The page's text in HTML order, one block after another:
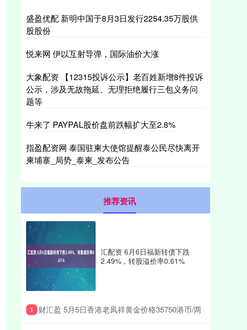
盛盈优配 新明中国于8月3日发行2254.35万股供
股股份
悦来网 伊以互射导弹，国际油价大涨
大象配资 【12315投诉公示】老百姓新增8件投诉
公示，涉及无故拖延、无理拒绝履行三包义务问
题等
牛来了 PAYPAL股价盘前跌幅扩大至2.8%
指盈配资网 泰国驻柬大使馆提醒泰公民尽快离开
柬埔寨_局势_泰柬_发布公告
推荐资讯
汇配资 6月6日福新转债下跌
2.49%，转股溢价率0.61%
1 ​财汇盈 5月5日香港老凤祥黄金价格35750港币/两